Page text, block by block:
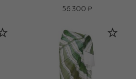
56 300 ₽